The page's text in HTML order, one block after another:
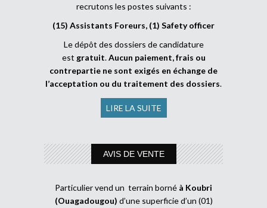
recrutons les postes suivants :
(15) Assistants Foreurs, (1) Safety officer
Le dépôt des dossiers de candidature
est gratuit.Aucun paiement, frais ou
contrepartie ne sont exigés en échange de
l’acceptation ou du traitement des dossiers.
LIRE LA SUITE
AVIS DE VENTE
Particulier vend un terrain borné à Koubri
(Ouagadougou) d’une superficie d’un (01)